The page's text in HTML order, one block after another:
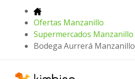
Ofertas Manzanillo
Supermercados Manzanillo
Bodega Aurrerá Manzanillo